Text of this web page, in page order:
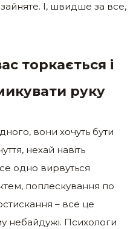
І, швидше за все,
торкається і
руку
вони хочуть бути
нехай навіть
одно вирвуться
поплескування по
– все це
небайдужі. Психологи